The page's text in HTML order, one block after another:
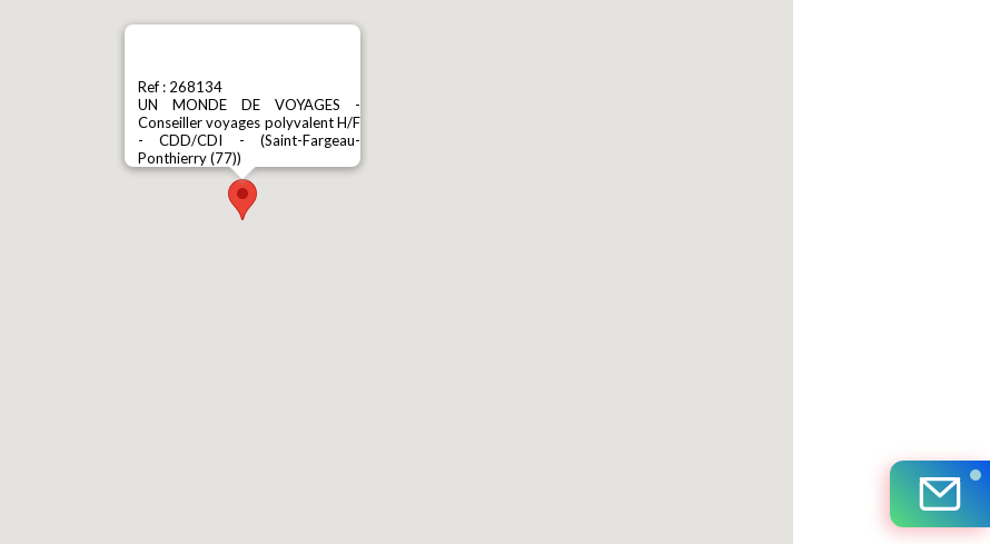
Ref : 268134
UN MONDE DE VOYAGES -
Conseiller voyages polyvalent H/F
- CDD/CDI - (Saint-Fargeau-
Ponthierry (77))